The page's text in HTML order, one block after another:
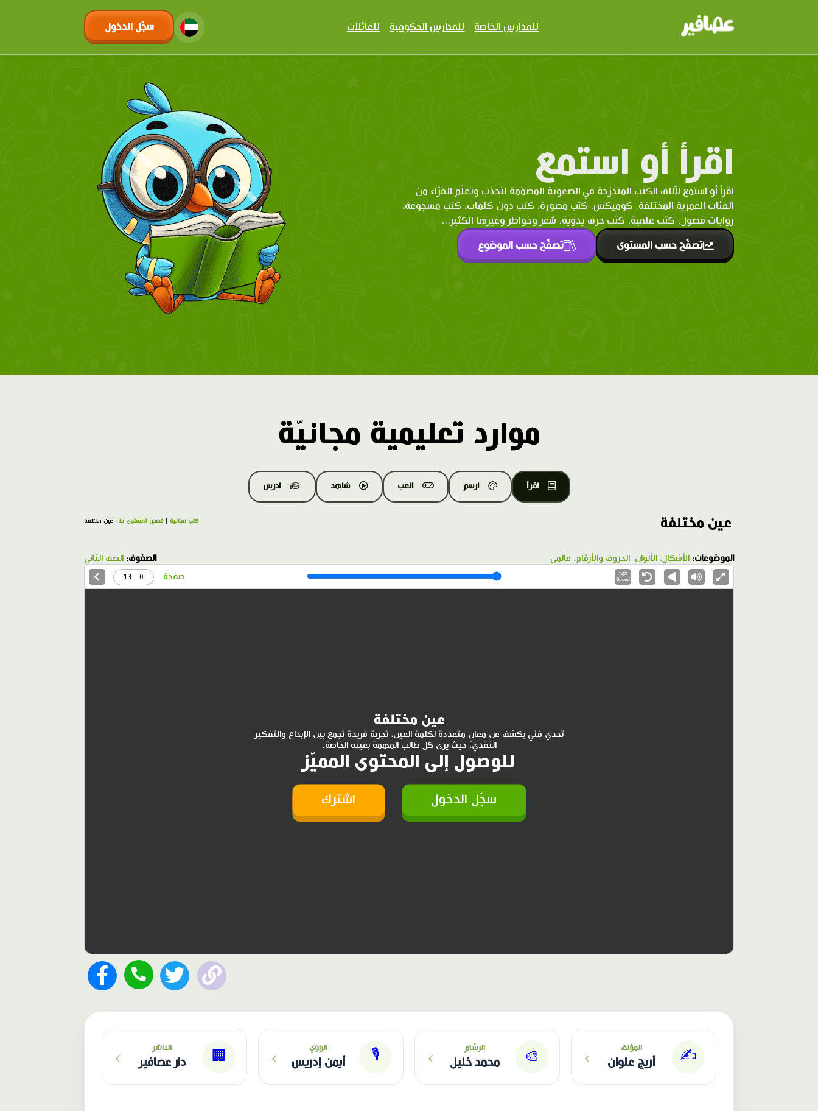
للمدارس الخاصة للمدارس الحكومية للعائلات سجّل الدخول
اقرأ أو استمع
اقرأ أو استمع لآلاف الكتب المتدرّحة في الصعوبة المصمّمة لتجذب وتعلّم القرّاء من
الفئات العمرية المختلفة. كوميكس، كتب مصورة، كتب دون كلمات، كتب مسجوعة،
روايات فصول، كتب علمية، كتب حرف يدوية، شعر وخواطر وغيرها الكثير...
تصفّح حسب المستوى تصفّح حسب الموضوع
موارد تعليمية مجانيّة
اقرأ ارسم العب شاهد ادرس
عين مختلفة كتب مجانية |قصص المستوى ط | عين مختلفة
الموضوعات: الأشكال، الألوان، الحروف والأرقام، عالمي الصفوف: الصف الثاني
1.0X
Speed
صفحة 0 - 13
عين مختلفة
تحدي فني يكشف عن معانٍ متعددة لكلمة العين، تجربة فريدة تجمع بين الإبداع والتفكير
النقدي، حيث يرى كل طالب المهمة بعينه الخاصة.
للوصول إلى المحتوى المميّز
سجّل الدخول اشترك
✍️ المؤلف
أريج علوان ›
🎨
الرسّام
محمد خليل ›
🎙 الراوي
أيمن إدريس ›
🏢
الناشر
دار عصافير ›